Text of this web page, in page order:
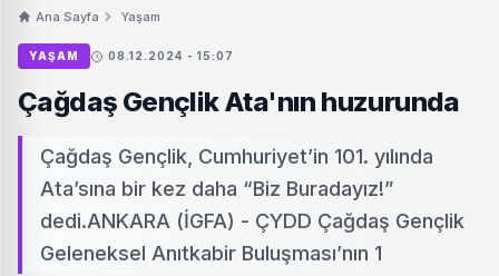
Ana Sayfa Yaşam
YAŞAM 08.12.2024 - 15:07
Çağdaş Gençlik Ata'nın huzurunda
Çağdaş Gençlik, Cumhuriyet’in 101. yılında
Ata’sına bir kez daha “Biz Buradayız!”
dedi.ANKARA (İGFA) - ÇYDD Çağdaş Gençlik
Geleneksel Anıtkabir Buluşması’nın 1